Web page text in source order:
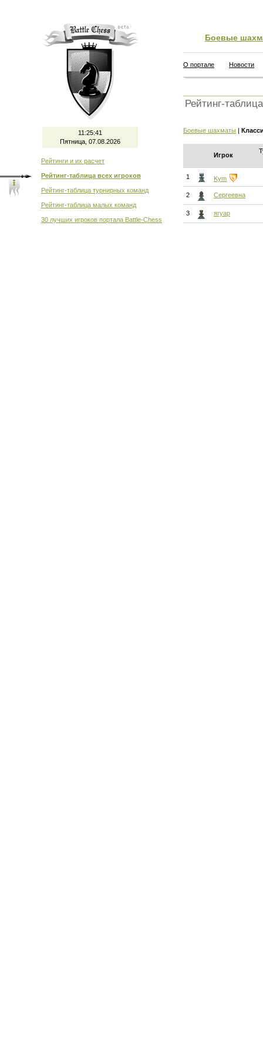
11:25:41
Пятница, 07.08.2026
Рейтинги и их расчет
Рейтинг-таблица всех игроков
Рейтинг-таблица турнирных команд
Рейтинг-таблица малых команд
30 лучших игроков портала Battle-Chess
Боевые
О портале Новости
Рейтинг-
Боевые шахматы |
Игрок
1 Kym
2 Сергеевна
3 ягуар